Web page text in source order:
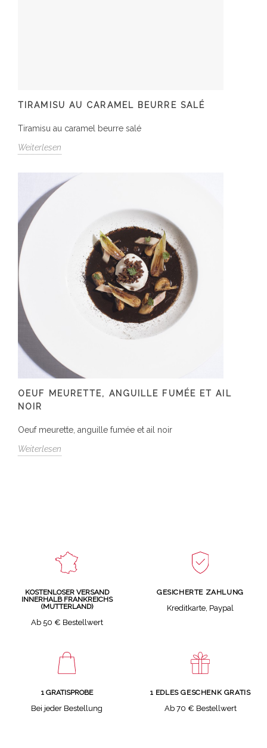
TIRAMISU AU CARAMEL BEURRE SALÉ
Tiramisu au caramel beurre salé
Weiterlesen
OEUF MEURETTE, ANGUILLE FUMÉE ET AIL
NOIR
Oeuf meurette, anguille fumée et ail noir
Weiterlesen
KOSTENLOSER VERSAND
INNERHALB FRANKREICHS
(MUTTERLAND)
Ab 50 € Bestellwert
GESICHERTE ZAHLUNG
Kreditkarte, Paypal
1 GRATISPROBE
Bei jeder Bestellung
1 EDLES GESCHENK GRATIS
Ab 70 € Bestellwert